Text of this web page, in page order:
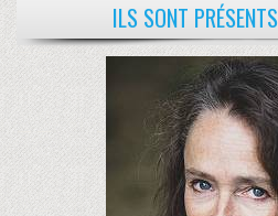
ILS SONT PRÉSENTS